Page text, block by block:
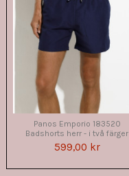
Panos Emporio 183520
Badshorts herr - i två färger
599,00 kr